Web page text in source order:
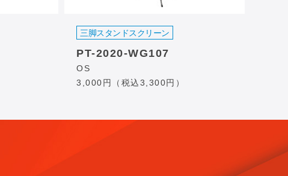
三脚スタンドスクリーン
PT-2020-WG107
OS
3,000円（税込3,300円）